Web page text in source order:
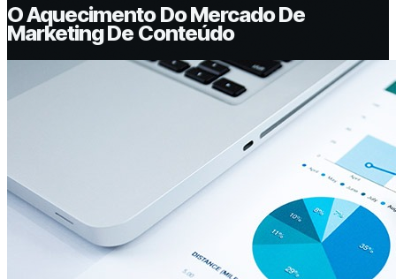
O Aquecimento Do Mercado De
Marketing De Conteúdo